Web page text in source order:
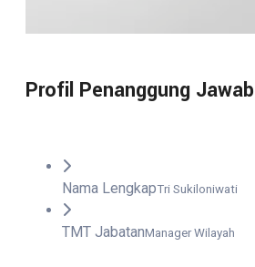
Profil Penanggung Jawab
Nama LengkapTri Sukiloniwati
TMT JabatanManager Wilayah